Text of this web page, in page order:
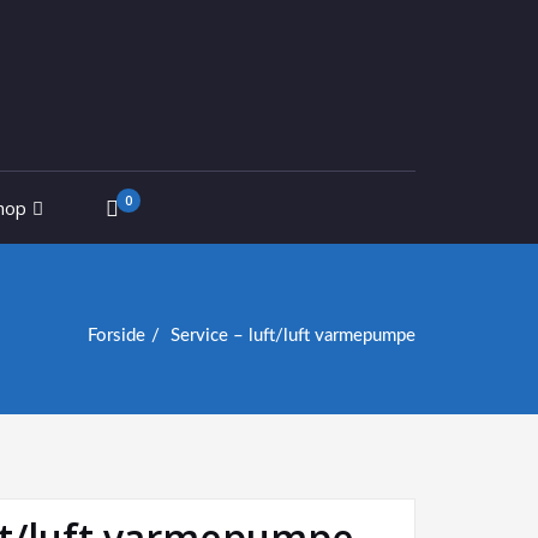
0
Forside Service – luft/luft varmepumpe